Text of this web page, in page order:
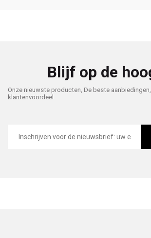
Blijf op de
Onze nieuwste producten, De beste
klantenvoordeel
mailadres